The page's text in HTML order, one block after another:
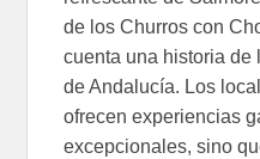
de los Churros con
cuenta una historia de
de Andalucía. Los
ofrecen experiencias
excepcionales, sino